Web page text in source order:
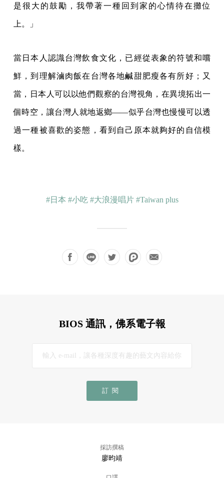
是很大的鼓勵，我帶著一種回到家的心情待在攤位
上。」
當日本人認識台灣飲食文化，已經從表象的符號和嚐
鮮，到理解滷肉飯在台灣各地鹹甜肥瘦各有所好；又
當，日本人可以以他們觀察的台灣視角，在異境拓出一
個時空，讓台灣人就地返鄉——似乎台灣也慢慢可以透
過一種被喜歡的姿態，看到自己原本就夠好的自信模
樣。
#日本 #小吃 #大浪漫唱片 #Taiwan plus
BIOS 通訊，佛系電子報
訂閱
採訪撰稿
廖昀靖